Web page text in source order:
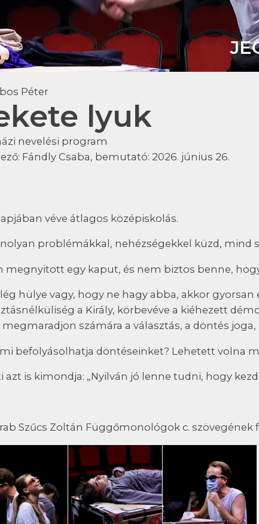
Péter
lyuk
nevelési program
Fándly Csaba, bemutató: 2026. június 26.
véve átlagos középiskolás.
problémákkal, nehézségekkel küzd, mind
megnyitott egy kaput, és nem biztos benne,
hülye vagy, hogy ne hagy abba, akkor
a Király, körbevéve a kiéhezett
megmaradjon számára a választás, a döntés
mi befolyásolhatja döntéseinket? Lehetett volna
azt is kimondja: „Nyilván jó lenne tudni, hogy
Szűcs Zoltán Függőmonológok c. szövegének